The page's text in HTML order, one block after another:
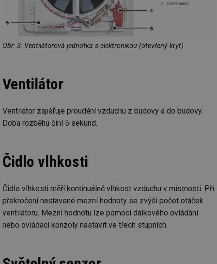
Obr. 3: Ventilátorová jednotka s elektronikou (otevřený kryt)
Ventilátor
Ventilátor zajišťuje proudění vzduchu z budovy a do budovy.
Doba rozběhu činí 5 sekund.
Čidlo vlhkosti
Čidlo vlhkosti měří kontinuálně vlhkost vzduchu v místnosti. Při
překročení nastavené mezní hodnoty se zvýší počet otáček
ventilátoru. Mezní hodnotu lze pomocí dálkového ovládání
nebo ovládací konzoly nastavit ve třech stupních.